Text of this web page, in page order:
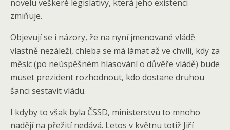
novelu veškeré legislativy, která jeho existenci
zmiňuje.
Objevují se i názory, že na nyní jmenované vládě
vlastně nezáleží, chleba se má lámat až ve chvíli, kdy za
měsíc (po neúspěšném hlasování o důvěře vládě) bude
muset prezident rozhodnout, kdo dostane druhou
šanci sestavit vládu.
I kdyby to však byla ČSSD, ministerstvu to mnoho
nadějí na přežití nedává. Letos v květnu totiž Jiří